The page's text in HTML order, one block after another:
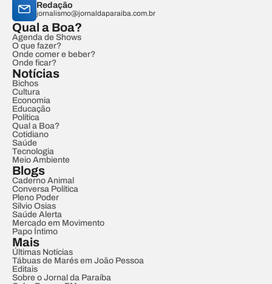
Redação
jornalismo@jornaldaparaiba.com.br
Qual a Boa?
Agenda de Shows
O que fazer?
Onde comer e beber?
Onde ficar?
Notícias
Bichos
Cultura
Economia
Educação
Política
Qual a Boa?
Cotidiano
Saúde
Tecnologia
Meio Ambiente
Blogs
Caderno Animal
Conversa Política
Pleno Poder
Sílvio Osias
Saúde Alerta
Mercado em Movimento
Papo Íntimo
Mais
Últimas Notícias
Tábuas de Marés em João Pessoa
Editais
Sobre o Jornal da Paraíba